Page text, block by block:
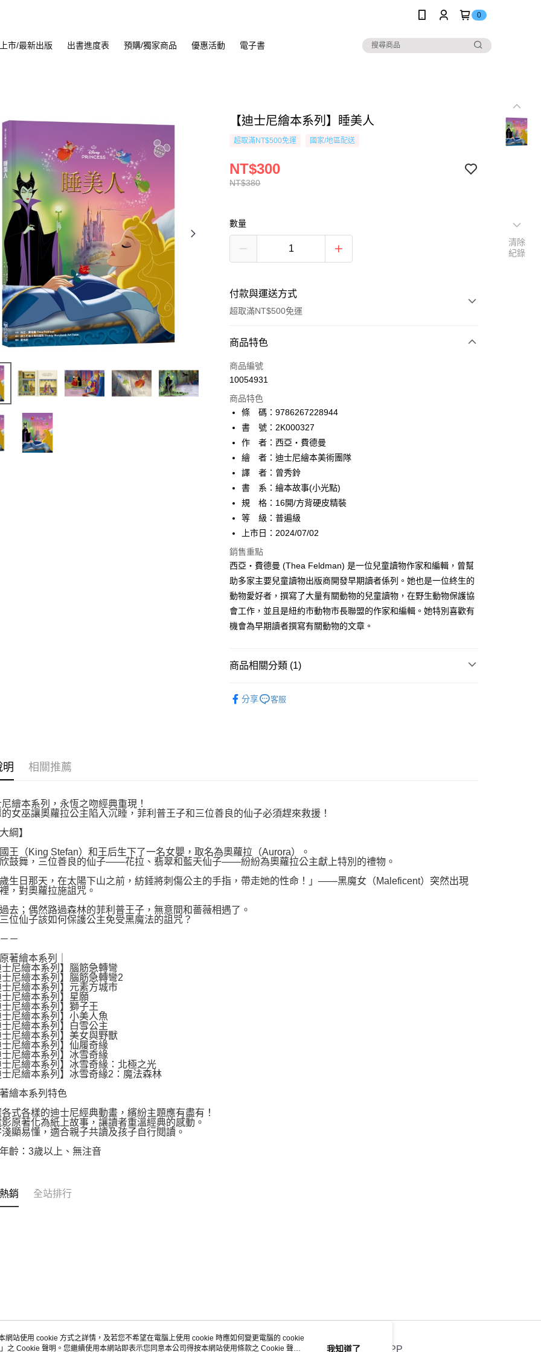
0
市/最新出版 出書進度表 預購/獨家商品 優惠活動 電子書
【迪士尼繪本系列】睡美人
超取滿NT$500免運 國家/地區配送
NT$380
NT$300
數量
付款與運送方式
超取滿NT$500免運
付款方式
信用卡一次付款
AFTEE先享後付
相關說明
AFTEE先享後付是「在收到商品之後才付款」的支付方式。 讓您購物簡單
便利好安心！
１．簡單：不需註冊會員、不需綁卡、不需儲值。
２．便利：只要手機號碼，簡訊認證，即可結帳。
３．安心：先確認商品／服務後，再付款。
１．於結帳方式選擇「AFTEE先享後付」後，將跳轉至「AFTEE先享後
付」結帳頁面，進行簡訊認證並確認金額後，即可完成結帳。
３．收到繳費通知簡訊後14天內，點擊此簡訊中的連結，可透過四大超商
／ATM／網路銀行／等多元方式進行付款，方視為交易完成。
※ 請注意：結帳手續完成當下不需立刻繳費，但若您需要取消訂單，請聯
絡購買商品的店家。未經商家同意取消之訂單仍視為有效，需透過AFTEE
先享後付繳納相關費用。
※ 交易是否成功請以「AFTEE先享後付 」之結帳頁面顯示為準，若有關於
付客戶支援中心」https://netprotections.freshdesk.com/support/home
１．透過由恩沛科技股份有限公司提供之「AFTEE先享後付」服務完成之
２．關於個人資料處理事宜，請瀏覽以下網址：
https://aftee.tw/terms/#terms3
ATM付款
運送方式
全家取貨付款
每筆NT$80，滿NT$500(含以上)免運費
每筆NT$80，滿NT$500(含以上)免運費
萊爾富取貨付款
每筆NT$80，滿NT$500(含以上)免運費
付款後萊爾富取貨
7-11取貨付款
付款後7-11取貨
商品特色
商品編號
10054931
商品特色
條 碼：9786267228944
書 號：2K000327
作 者：西亞‧費德曼
繪 者：迪士尼繪本美術團隊
譯 者：曾秀鈴
書 系：繪本故事(小光點)
規 格：16開/方背硬皮精裝
等 級：普遍級
上市日：2024/07/02
銷售重點
西亞‧費德曼 (Thea Feldman) 是一位兒童讀物作家和編輯，曾幫
助多家主要兒童讀物出版商開發早期讀者係列。她也是一位終生的
動物愛好者，撰寫了大量有關動物的兒童讀物，在野生動物保護協
會工作，並且是紐約市動物市長聯盟的作家和編輯。她特別喜歡有
機會為早期讀者撰寫有關動物的文章。
商品相關分類 (1)
分享
客服
明 相關推薦
繪本系列，永恆之吻經典重現！
女巫讓奧蘿拉公主陷入沉睡，菲利普王子和三位善良的仙子必須趕來救援！
綱】
王（King Stefan）和王后生下了一名女嬰，取名為奧蘿拉（Aurora）。
鼓舞，三位善良的仙子——花拉、翡翠和藍天仙子——紛紛為奧蘿拉公主獻上特別的禮物。
歲生日那天，在太陽下山之前，紡錘將刺傷公主的手指，帶走她的性命！」——黑魔女（Maleficent）突然出現
，對奧蘿拉施詛咒。
去；偶然路過森林的菲利普王子，無意間和薔薇相遇了。
位仙子該如何保護公主免受黑魔法的詛咒？
－
著繪本系列｜
尼繪本系列】腦筋急轉彎
尼繪本系列】腦筋急轉彎2
尼繪本系列】元素方城市
尼繪本系列】星願
尼繪本系列】獅子王
尼繪本系列】小美人魚
尼繪本系列】白雪公主
尼繪本系列】美女與野獸
尼繪本系列】仙履奇緣
尼繪本系列】冰雪奇緣
尼繪本系列】冰雪奇緣：北極之光
尼繪本系列】冰雪奇緣2：魔法森林
繪本系列特色
式各樣的迪士尼經典動畫，繽紛主題應有盡有！
原著化為紙上故事，讓讀者重溫經典的感動。
顯易懂，適合親子共讀及孩子自行閱讀。
齡：3歲以上、無注音
銷 全站排行
關於我們 客服資訊 官方APP
清除
紀錄
網站使用 cookie 方式之詳情，及若您不希望在電腦上使用 cookie 時應如何變更電腦的 cookie
」之 Cookie 聲明。您繼續使用本網站即表示您同意本公司得按本網站使用條款之 Cookie 聲明 我知道了